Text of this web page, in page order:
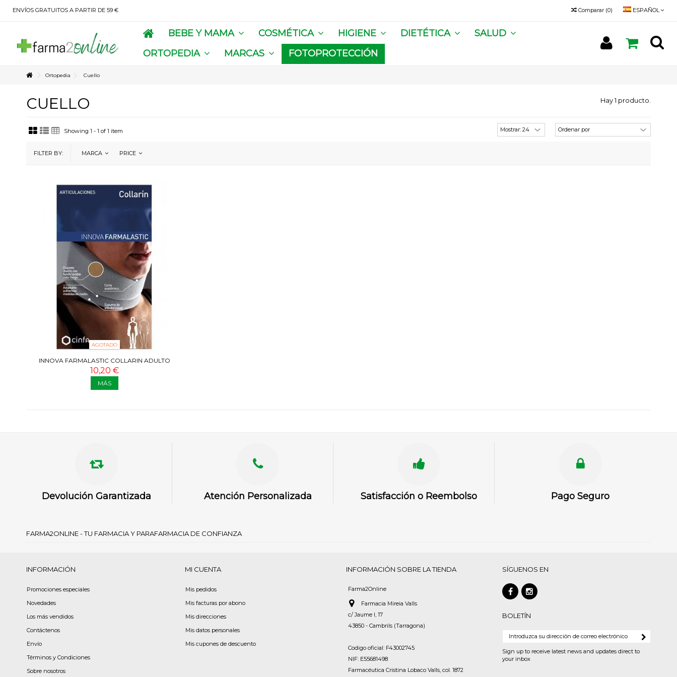
ESPAÑOL
ENVÍOS GRATUITOS A PARTIR DE 59 € Comparar (0)
BEBE Y MAMA COSMÉTICA HIGIENE DIETÉTICA
SALUD
ORTOPEDIA
MARCAS FOTOPROTECCIÓN
Ortopedia Cuello
CUELLO Hay 1 producto.
Showing 1 - 1 of 1 item
FILTER BY: MARCA PRICE
AGOTADO
INNOVA FARMALASTIC COLLARIN ADULTO
BEIGE
10,20 €
MÁS
Devolución Garantizada Atención Personalizada Satisfacción o Reembolso Pago Seguro
FARMA2ONLINE - TU FARMACIA Y PARAFARMACIA DE CONFIANZA
INFORMACIÓN
Promociones especiales
Novedades
Los más vendidos
Contáctenos
Envío
Términos y Condiciones
Sobre nosotros
MI CUENTA
Mis pedidos
Mis facturas por abono
Mis direcciones
Mis datos personales
Mis cupones de descuento
INFORMACIÓN SOBRE LA TIENDA
Farma2Online
Farmacia Mireia Valls
c/ Jaume I, 17
43850 - Cambrils (Tarragona)
Codigo oficial: F43002745
NIF: E55681498
Farmacéutica Cristina Lobaco Valls, col. 1872
SÍGUENOS EN
BOLETÍN
Sign up to receive latest news and updates direct to
your inbox